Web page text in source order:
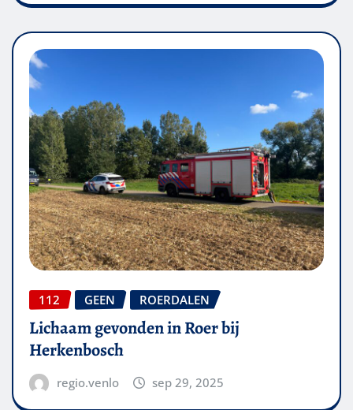
112 GEEN ROERDALEN
Lichaam gevonden in Roer bij
Herkenbosch
regio.venlo sep 29, 2025